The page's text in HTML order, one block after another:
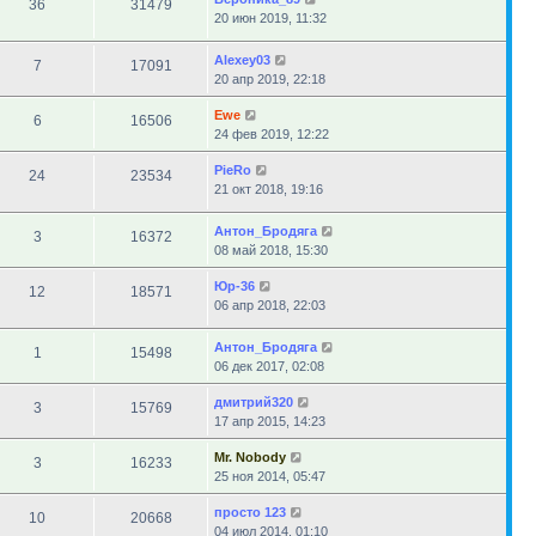
36 31479
20 июн 2019, 11:32
7 17091
Alexey03
20 апр 2019, 22:18
6 16506
Ewe
24 фев 2019, 12:22
24 23534
PieRo
21 окт 2018, 19:16
3 16372
Антон_Бродяга
08 май 2018, 15:30
12 18571
Юр-36
06 апр 2018, 22:03
1 15498
Антон_Бродяга
06 дек 2017, 02:08
3 15769
дмитрий320
17 апр 2015, 14:23
3 16233
Mr. Nobody
25 ноя 2014, 05:47
10 20668
просто 123
04 июл 2014, 01:10